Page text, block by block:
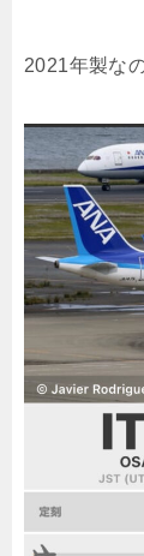
2021年製な